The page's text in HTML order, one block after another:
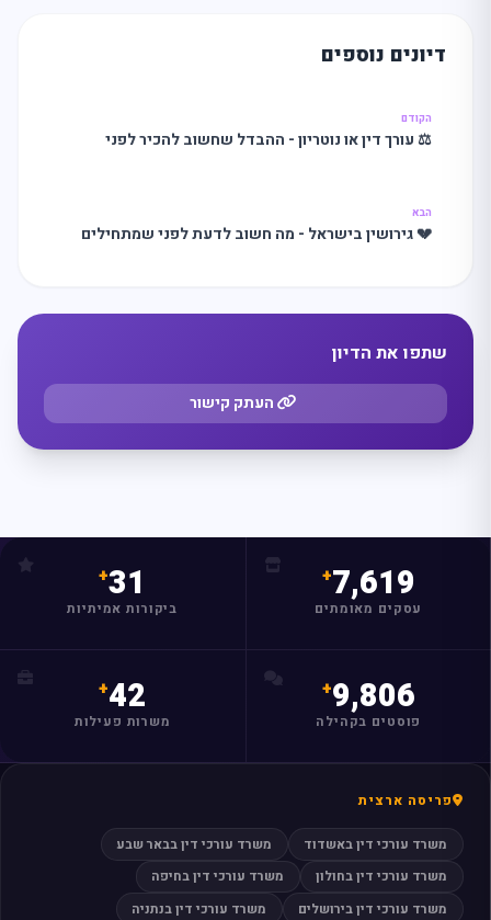
דיונים נוספים
הקודם
⚖️ עורך דין או נוטריון - ההבדל שחשוב להכיר לפני
הבא
💔 גירושין בישראל - מה חשוב לדעת לפני שמתחילים
שתפו את הדיון
העתק קישור
7,619
עסקים מאומתים
31
ביקורות אמיתיות
9,806
פוסטים בקהילה
42
משרות פעילות
פריסה ארצית
משרד עורכי דין באשדוד
משרד עורכי דין בבאר שבע
משרד עורכי דין בחולון
משרד עורכי דין בחיפה
משרד עורכי דין בירושלים
משרד עורכי דין בנתניה